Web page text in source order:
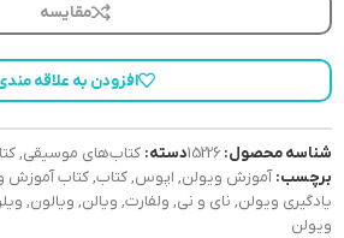
مقایسه
افزودن به علاقه
شناسه محصول: 15226دسته: کتاب‌های موسیقی,
برچسب: آموزش ویولن, اپوس,کتاب,کتاب آموزش
یادگیری ویولن, نای و نی, ولفارت, ویالن, ویالون,
ویولن